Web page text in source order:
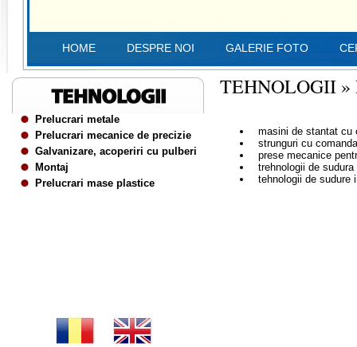
HOME DESPRE NOI GALERIE FOTO
Prelucrari metale
Prelucrari mecanice de precizie
Galvanizare, acoperiri cu pulberi
Montaj
Prelucrari mase plastice
TEHNOLOGII»
masini de stantat cu
strunguri cu
prese mecanice
trehnologii de
tehnologii de sudure